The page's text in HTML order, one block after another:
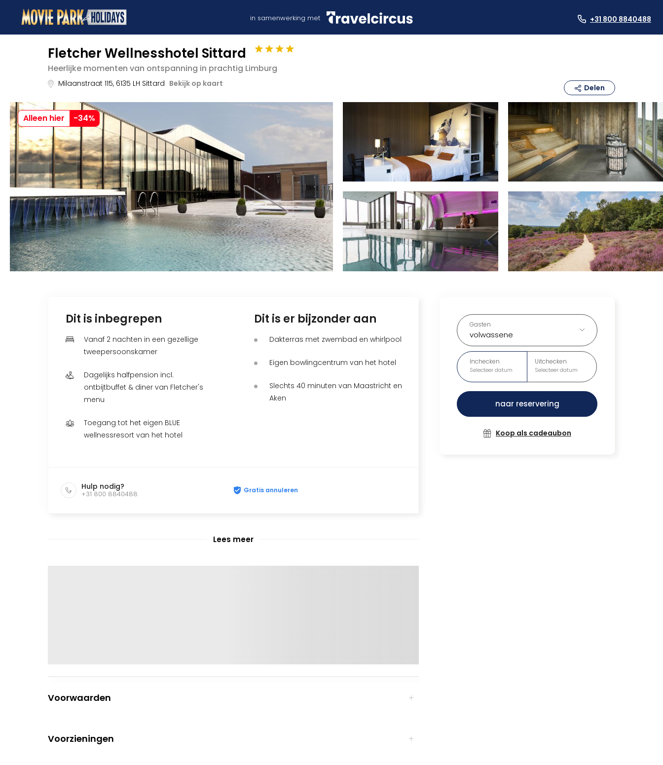
in samenwerking met +31 800 8840488
Fletcher Wellnesshotel Sittard
Heerlijke momenten van ontspanning in prachtig Limburg
Milaanstraat 115, 6135 LH Sittard Bekijk op kaart Delen
Alleen hier -34%
Gasten
volwassene
Inchecken
Selecteer datum
Uitchecken
Selecteer datum
naar reservering
Koop als cadeaubon
Dit is inbegrepen
Vanaf 2 nachten in een gezellige
tweepersoonskamer
Dagelijks halfpension incl.
ontbijtbuffet & diner van Fletcher's
menu
Toegang tot het eigen BLUE
wellnessresort van het hotel
Dit is er bijzonder aan
Dakterras met zwembad en whirlpool
Eigen bowlingcentrum van het hotel
Slechts 40 minuten van Maastricht en
Aken
Hulp nodig?
+31 800 8840488 Gratis annuleren
Lees meer
Voorwaarden
Voorzieningen